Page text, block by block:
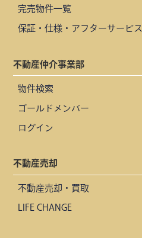
完売物件一覧
保証・仕様・アフターサービス
不動産仲介事業部
物件検索
ゴールドメンバー
ログイン
不動産売却
不動産売却・買取
LIFE CHANGE